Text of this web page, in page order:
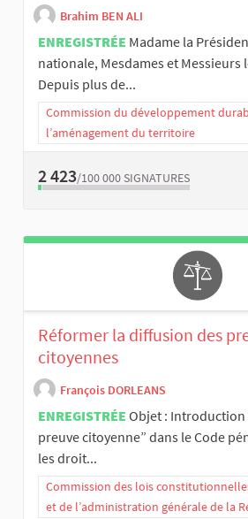
Brahim BEN ALI
ENREGISTRÉE Madame la
nationale, Mesdames et Messieurs
Depuis plus de...
Commission du développement
l’aménagement du territoire
2 423/100 000 SIGNATURES
Réformer la diffusion des
citoyennes
François DORLEANS
ENREGISTRÉE Objet : Introduction
preuve citoyenne” dans le Code
les droit...
Commission des lois
et de l’administration générale de la